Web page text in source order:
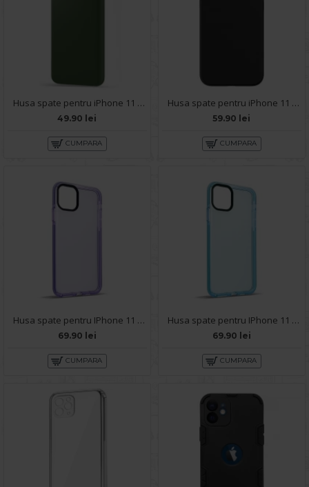
Husa spate pentru iPhone 11 Pro Max - Silicon Line Army
49.90 lei
CUMPARA
Husa spate pentru iPhone 11 Pro Max B-Silicon case - Negru
59.90 lei
CUMPARA
Husa spate pentru IPhone 11 Pro Max- KiLi case Mov
69.90 lei
CUMPARA
Husa spate pentru IPhone 11 Pro Max- KiLi case Bleu
69.90 lei
CUMPARA